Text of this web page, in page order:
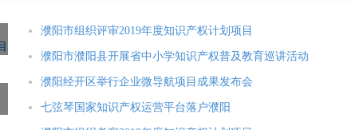
濮阳市组织评审2019年度知识产权计划项目
濮阳市濮阳县开展省中小学知识产权普及教育巡讲活动
濮阳经开区举行企业微导航项目成果发布会
七弦琴国家知识产权运营平台落户濮阳